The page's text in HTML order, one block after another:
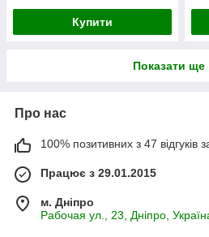
Купити
Показати ще
Про нас
100% позитивних з 47 відгуків
Працює з 29.01.2015
м. Дніпро
Рабочая ул., 23, Дніпро,